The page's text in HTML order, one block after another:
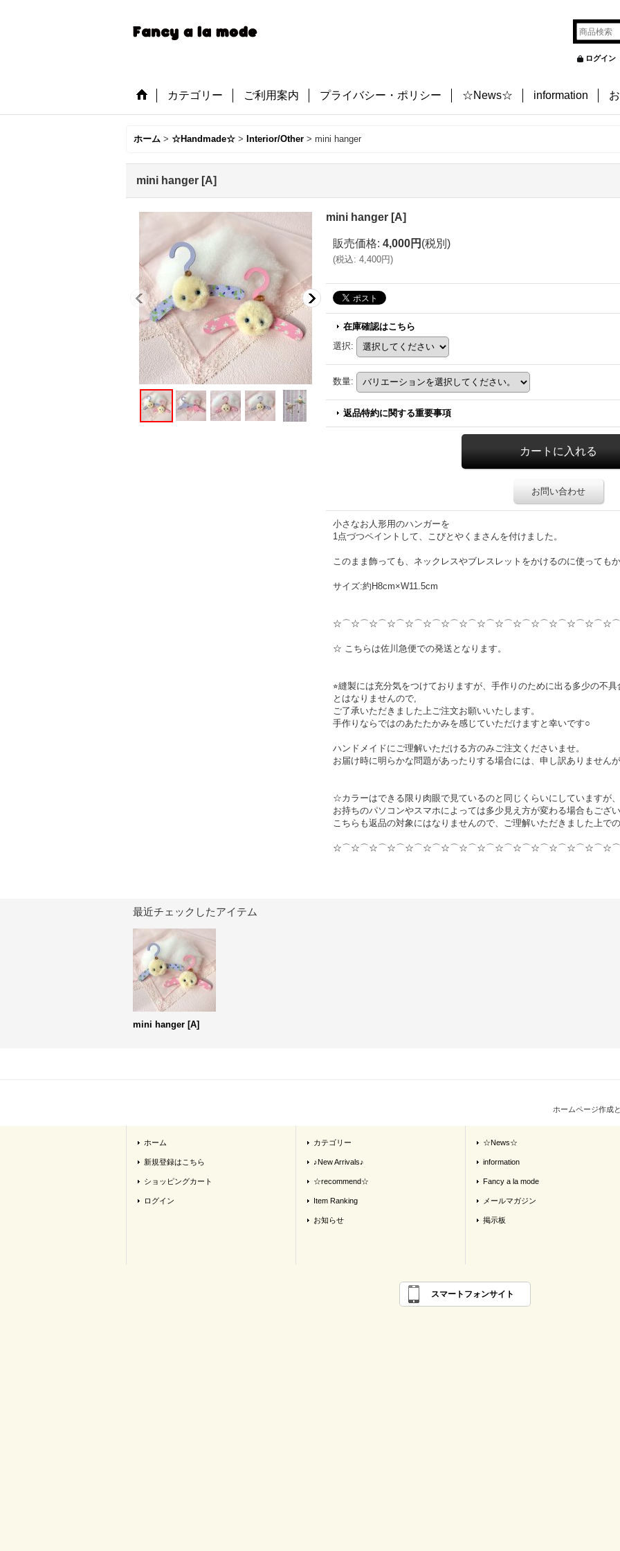
ログイン
カテゴリー ご利用案内 プライバシー・ポリシー ☆News☆ information
ホーム > ☆Handmade☆ > Interior/Other > mini hanger
mini hanger [A]
mini hanger [A]
販売価格: 4,000円 (税別)
(税込: 4,400円)
在庫確認はこちら
選択:
数量:
返品特約に関する重要事項
お問い合わせ
小さなお人形用のハンガーを
1点づつペイントして、こびとやくまさんを付けました。
このまま飾っても、ネックレスやブレスレットをかけるのに使っても
サイズ:約H8cm×W11.5cm
☆ こちらは佐川急便での発送となります。
⭐︎縫製には充分気をつけておりますが、手作りのために出る多少の不
とはなりませんので,
ご了承いただきました上ご注文お願いいたします。
手作りならではのあたたかみを感じていただけますと幸いです○
ハンドメイドにご理解いただける方のみご注文くださいませ。
お届け時に明らかな問題があったりする場合には、申し訳ありません
☆カラーはできる限り肉眼で見ているのと同じくらいにしていますが、
お持ちのパソコンやスマホによっては多少見え方が変わる場合もござい
こちらも返品の対象にはなりませんので、ご理解いただきました上で
最近チェックしたアイテム
mini hanger [A]
ホームページ作成
ホーム
新規登録はこちら
ショッピングカート
ログイン
カテゴリー
♪New Arrivals♪
☆recommend☆
Item Ranking
お知らせ
☆News☆
information
Fancy a la mode
メールマガジン
掲示板
スマートフォンサイト